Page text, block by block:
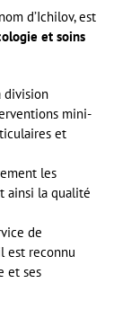
d’Ichilov, est
et soins
division
mini-
et
les
ainsi la qualité
de
est reconnu
et ses